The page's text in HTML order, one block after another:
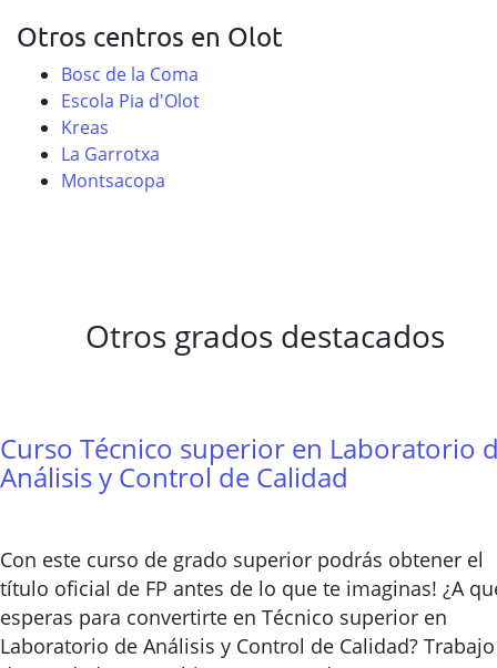
Otros centros en Olot
Bosc de la Coma
Escola Pia d'Olot
Kreas
La Garrotxa
Montsacopa
Otros grados destacados
Curso Técnico superior en Laboratorio
Análisis y Control de Calidad
Con este curso de grado superior podrás obtener el
título oficial de FP antes de lo que te imaginas! ¿A
esperas para convertirte en Técnico superior en
Laboratorio de Análisis y Control de Calidad? Trabajo